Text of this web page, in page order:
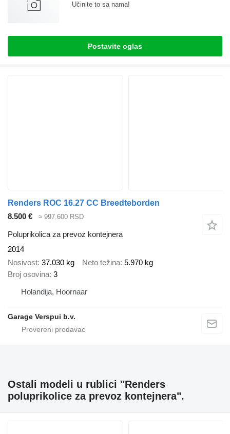
Učinite to sa nama!
Postavite oglas
Renders ROC 16.27 CC Breedteborden
8.500 €
≈ 997.600 RSD
Poluprikolica za prevoz kontejnera
2014
Nosivost 37.030 kg Neto težina 5.970 kg
Broj osovina 3
Holandija, Hoornaar
Garage Verspui b.v.
Ostali modeli u rublici "Renders
poluprikolice za prevoz kontejnera".